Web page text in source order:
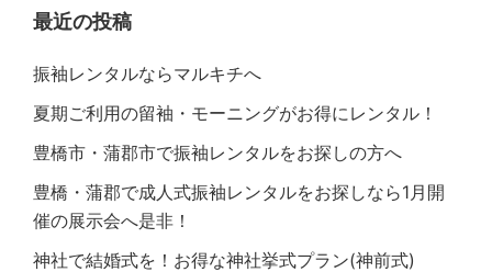
最近の投稿
振袖レンタルならマルキチへ
夏期ご利用の留袖・モーニングがお得にレンタル！
豊橋市・蒲郡市で振袖レンタルをお探しの方へ
豊橋・蒲郡で成人式振袖レンタルをお探しなら1月開
催の展示会へ是非！
神社で結婚式を！お得な神社挙式プラン(神前式)